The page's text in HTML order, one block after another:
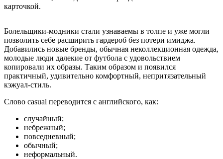
карточкой.
Болельщики-модники стали узнаваемы в толпе и уже могли
позволить себе расширить гардероб без потери имиджа.
Добавились новые бренды, обычная неколлекционная одежда,
молодые люди далекие от футбола с удовольствием
копировали их образы. Таким образом и появился
практичный, удивительно комфортный, непритязательный
кэжуал-стиль.
Слово casual переводится с английского, как:
случайный;
небрежный;
повседневный;
обычный;
неформальный.